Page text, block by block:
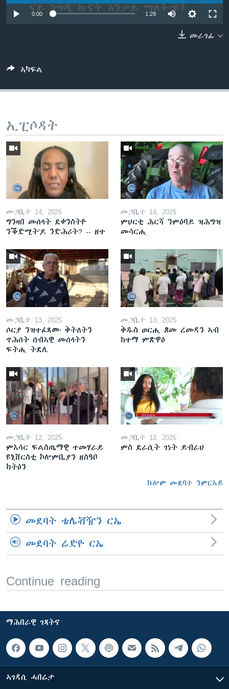
ቂሔ ጽልሚ
ቋንቋታት
0:00 1:29
መራገፊ
ኣካፍል
ኢፒሶዳት
መጋቢት 14, 2025
ግንዛበ መሰላት ደቀንስትዮ
ንቕድሚት'ዶ ንድሕሪት? -- ዘተ
መጋቢት 14, 2025
ምህርቲ ሕርሻ ንምዕባይ ዝሕግዝ
መሳርሒ
መጋቢት 13, 2025
ሶርያ ንዝተፈጸሙ ቅትለትን
ጥሕሰት ሰብኣዊ መሰላትን
ፍትሒ ትደሊ
መጋቢት 13, 2025
ቅዱስ ወርሒ ጾመ ረመዳን ኣብ
ከተማ ምጽዋዕ
መጋቢት 12, 2025
ምእሳር ፍልስጤማዊ ተመሃራይ
ዩኒቨርስቲ ኮሎምቢያን ዘስዓቦ
ክትዕን
መጋቢት 12, 2025
ምስ ደራሲት ገነት ይብራህ
ኩሎም መደባት ንምርኣይ
መደባት ቴሌቭዥን ርኤ
መደባት ሬድዮ ርኤ
Continue reading
ማሕበራዊ ገጻትና
ኣገዳሲ ሓበሬታ